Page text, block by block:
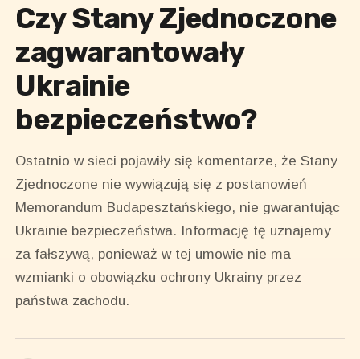
Czy Stany Zjednoczone
zagwarantowały
Ukrainie
bezpieczeństwo?
Ostatnio w sieci pojawiły się komentarze, że Stany
Zjednoczone nie wywiązują się z postanowień
Memorandum Budapesztańskiego, nie gwarantując
Ukrainie bezpieczeństwa. Informację tę uznajemy
za fałszywą, ponieważ w tej umowie nie ma
wzmianki o obowiązku ochrony Ukrainy przez
państwa zachodu.